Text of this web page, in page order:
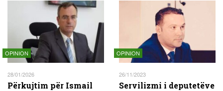
OPINION
28/01/2026
Përkujtim për Ismail
OPINION
26/11/2023
Servilizmi i deputetëve